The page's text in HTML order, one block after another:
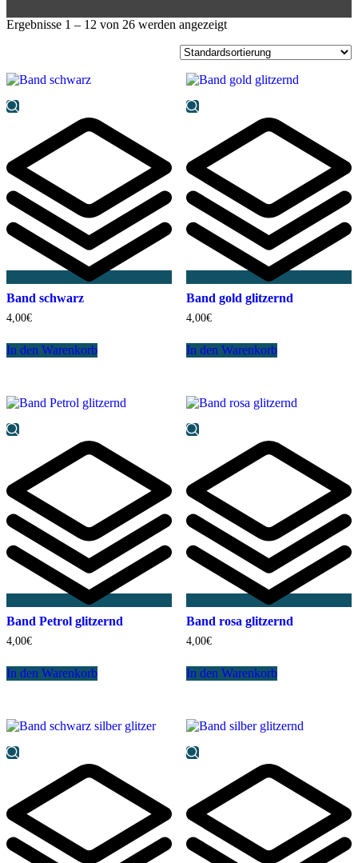
Ergebnisse 1 – 12 von 26 werden angezeigt
Band schwarz
4,00€
In den Warenkorb
Band gold glitzernd
4,00€
In den Warenkorb
Band Petrol glitzernd
4,00€
In den Warenkorb
Band rosa glitzernd
4,00€
In den Warenkorb